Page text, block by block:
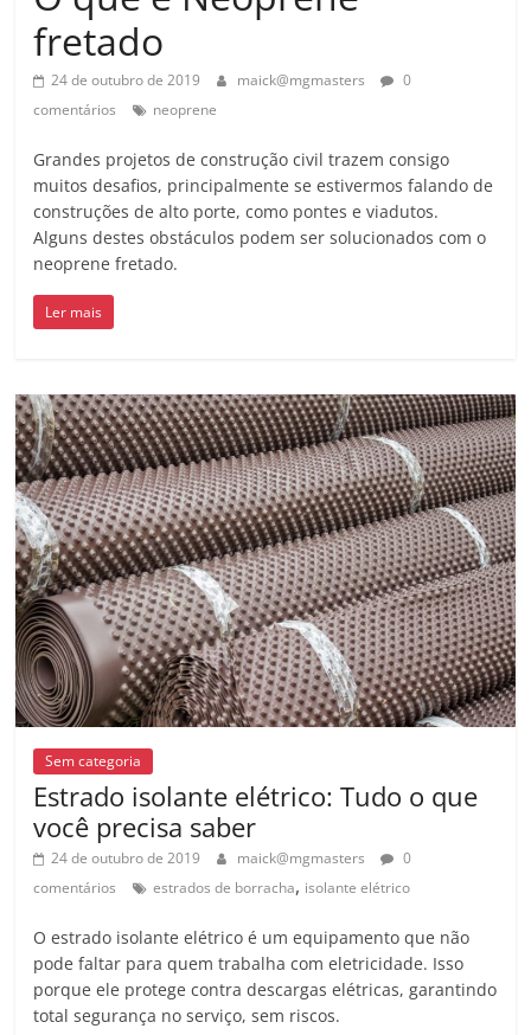
fretado
24 de outubro de 2019 maick@mgmasters
0
comentários
neoprene
Grandes projetos de construção civil trazem consigo
muitos desafios, principalmente se estivermos falando de
construções de alto porte, como pontes e viadutos.
Alguns destes obstáculos podem ser solucionados com o
neoprene fretado.
Ler mais
Sem categoria
Estrado isolante elétrico: Tudo o que
você precisa saber
24 de outubro de 2019 maick@mgmasters
0
comentários
estrados de borracha, isolante elétrico
O estrado isolante elétrico é um equipamento que não
pode faltar para quem trabalha com eletricidade. Isso
porque ele protege contra descargas elétricas, garantindo
total segurança no serviço, sem riscos.